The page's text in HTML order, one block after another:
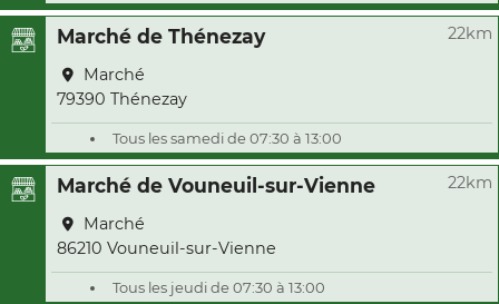
Marché de Thénezay 22km
Marché
79390 Thénezay
Tous les samedi de 07:30 à 13:00
Marché de Vouneuil-sur-Vienne 22km
Marché
86210 Vouneuil-sur-Vienne
Tous les jeudi de 07:30 à 13:00